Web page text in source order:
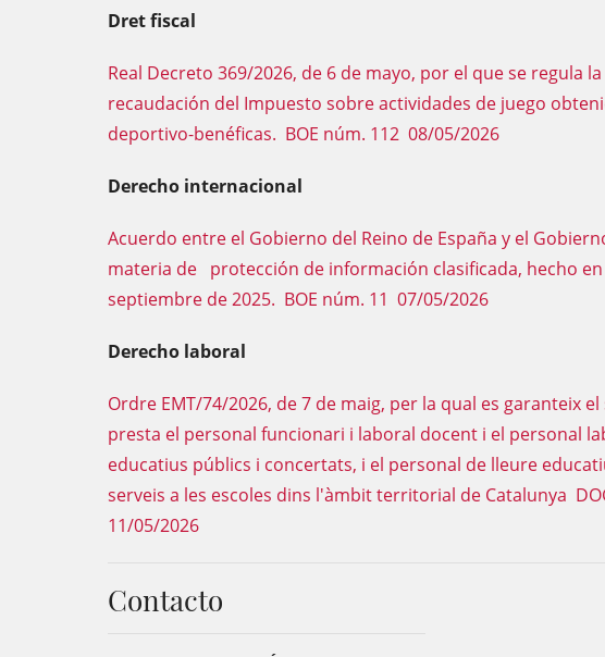
Dret fiscal
Real Decreto 369/2026, de 6 de mayo, por el que se regula
recaudación del Impuesto sobre actividades de juego
deportivo-benéficas. BOE núm. 112 08/05/2026
Derecho internacional
Acuerdo entre el Gobierno del Reino de España y el
materia de protección de información clasificada, hecho
septiembre de 2025. BOE núm. 11 07/05/2026
Derecho laboral
Ordre EMT/74/2026, de 7 de maig, per la qual es garanteix
presta el personal funcionari i laboral docent i el personal
educatius públics i concertats, i el personal de lleure
serveis a les escoles dins l'àmbit territorial de Catalunya
11/05/2026
Contacto